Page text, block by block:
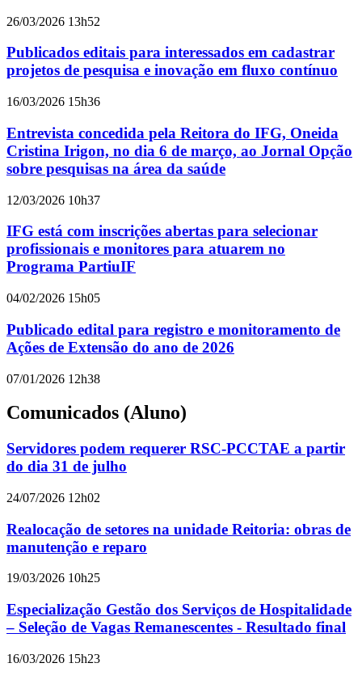
26/03/2026 13h52
Publicados editais para interessados em cadastrar
projetos de pesquisa e inovação em fluxo contínuo
16/03/2026 15h36
Entrevista concedida pela Reitora do IFG, Oneida
Cristina Irigon, no dia 6 de março, ao Jornal Opção
sobre pesquisas na área da saúde
12/03/2026 10h37
IFG está com inscrições abertas para selecionar
profissionais e monitores para atuarem no
Programa PartiuIF
04/02/2026 15h05
Publicado edital para registro e monitoramento de
Ações de Extensão do ano de 2026
07/01/2026 12h38
Comunicados (Aluno)
Servidores podem requerer RSC-PCCTAE a partir
do dia 31 de julho
24/07/2026 12h02
Realocação de setores na unidade Reitoria: obras de
manutenção e reparo
19/03/2026 10h25
Especialização Gestão dos Serviços de Hospitalidade
– Seleção de Vagas Remanescentes - Resultado final
16/03/2026 15h23